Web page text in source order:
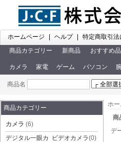
ホームページ ヘルプ 特定商取引
商品カテゴリー
新商品 おすすめ品
カメラ 家電 ゲーム パソコン
商品名
商品カテゴリー
カメラ (6)
デジタル一眼カ
ビデオカメラ(0)
ホ
商
デ